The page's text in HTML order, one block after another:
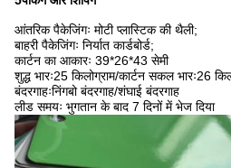
आंतरिक पैकेजिंगः मोटी प्लास्टिक की थैली;
बाहरी पैकेजिंगः निर्यात कार्डबोर्ड;
कार्टन का आकारः 39*26*43 सेमी
शुद्ध भारः25 किलोग्राम/कार्टन सकल भारः26
बंदरगाहःनिंगबो बंदरगाह/शंघाई बंदरगाह
लीड समयः भुगतान के बाद 7 दिनों में भेज दिया